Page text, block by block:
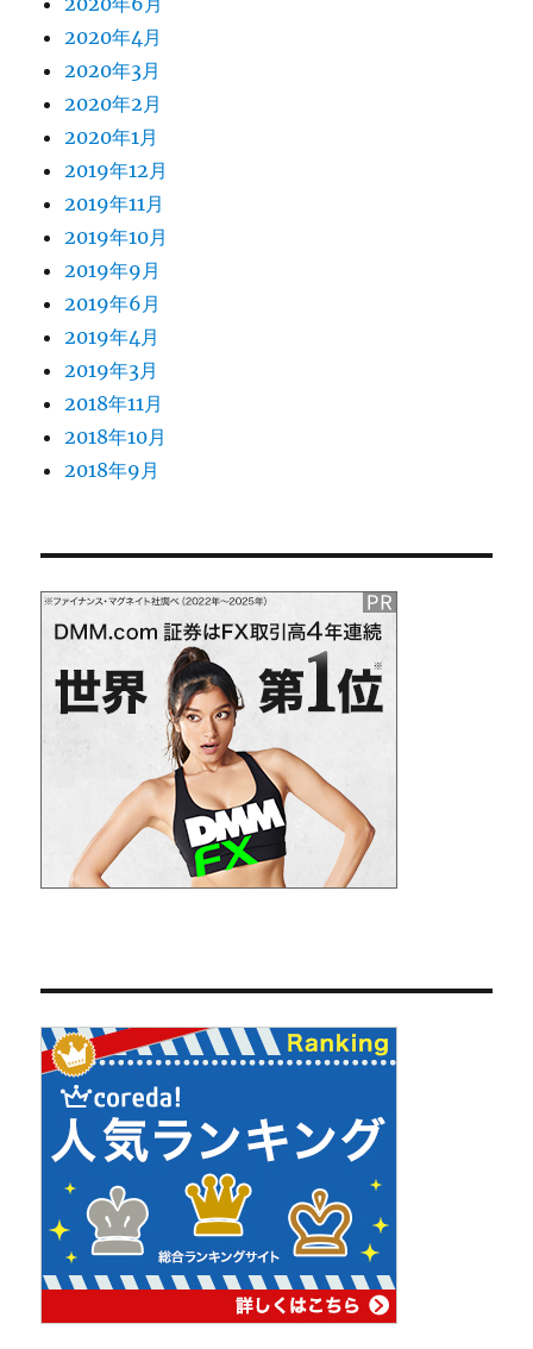
2020年4月
2020年3月
2020年2月
2020年1月
2019年12月
2019年11月
2019年10月
2019年9月
2019年6月
2019年4月
2019年3月
2018年11月
2018年10月
2018年9月